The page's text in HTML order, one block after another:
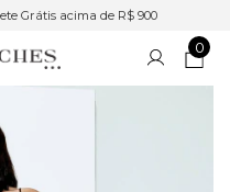
Grátis acima de R$ 900
0